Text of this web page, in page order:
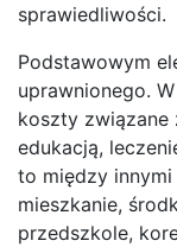
sprawiedliwości.
Podstawowym
uprawnionego.
koszty związane
edukacją,
to między
mieszkanie,
przedszkole,